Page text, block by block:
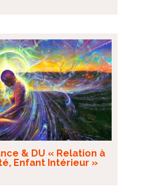
& DU « Relation à
Enfant Intérieur »